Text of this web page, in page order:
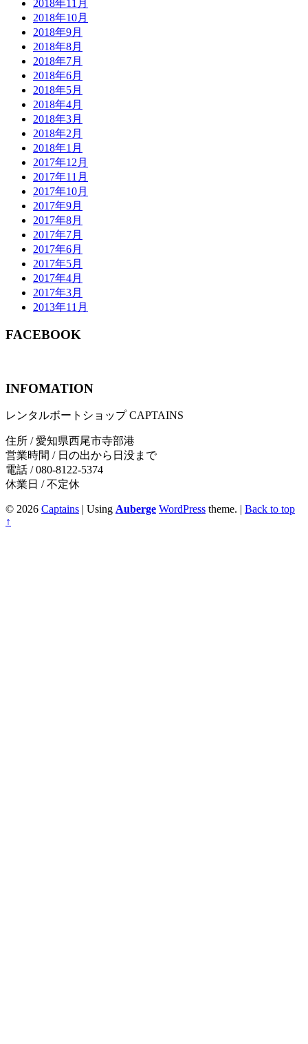
2018年11月
2018年10月
2018年9月
2018年8月
2018年7月
2018年6月
2018年5月
2018年4月
2018年3月
2018年2月
2018年1月
2017年12月
2017年11月
2017年10月
2017年9月
2017年8月
2017年7月
2017年6月
2017年5月
2017年4月
2017年3月
2013年11月
FACEBOOK
INFOMATION
レンタルボートショップ CAPTAINS
住所 / 愛知県西尾市寺部港
営業時間 / 日の出から日没まで
電話 / 080-8122-5374
休業日 / 不定休
© 2026 Captains | Using Auberge WordPress theme. | Back to top
↑